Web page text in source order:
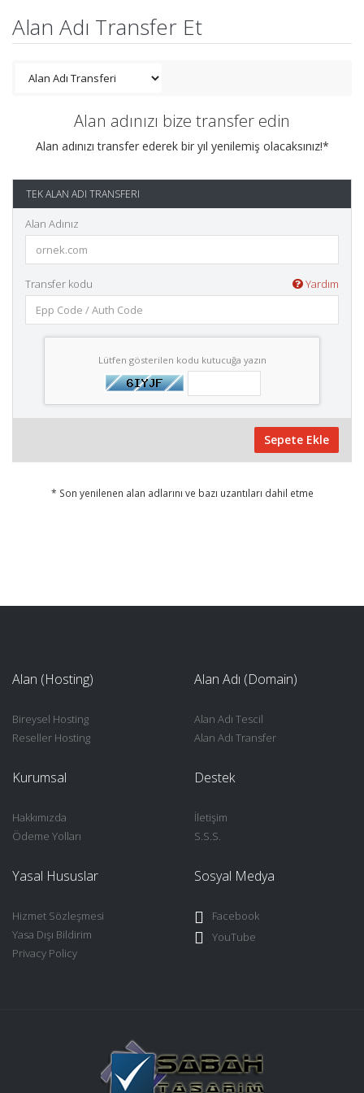
Alan Adı Transfer Et
Alan adınızı bize transfer edin
Alan adınızı transfer ederek bir yıl yenilemiş olacaksınız!*
TEK ALAN ADI TRANSFERI
Alan Adınız
Transfer kodu Yardım
Lütfen gösterilen kodu kutucuğa yazın
Sepete Ekle
* Son yenilenen alan adlarını ve bazı uzantıları dahil etme
Alan (Hosting)
Bireysel Hosting
Reseller Hosting
Alan Adı (Domain)
Alan Adı Tescil
Alan Adı Transfer
Kurumsal
Hakkımızda
Ödeme Yolları
Destek
İletişim
S.S.S.
Yasal Hususlar
Hizmet Sözleşmesi
Yasa Dışı Bildirim
Privacy Policy
Sosyal Medya
Facebook
YouTube